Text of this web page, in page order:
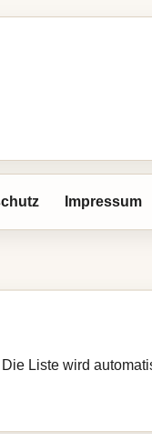
Impressum
Liste wird